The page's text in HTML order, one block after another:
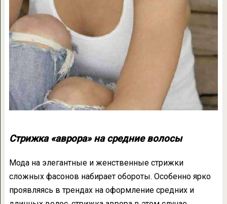
Стрижка «аврора» на средние волосы
Мода на элегантные и женственные стрижки
сложных фасонов набирает обороты. Особенно ярко
проявляясь в трендах на оформление средних и